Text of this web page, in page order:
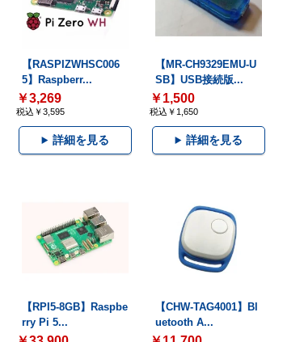
【RASPIZWHSC006
5】Raspberr...
￥3,269
税込￥3,595
詳細を見る
【MR-CH9329EMU-U
SB】USB接続版...
￥1,500
税込￥1,650
詳細を見る
【RPI5-8GB】Raspbe
rry Pi 5...
【CHW-TAG4001】Bl
uetooth A...